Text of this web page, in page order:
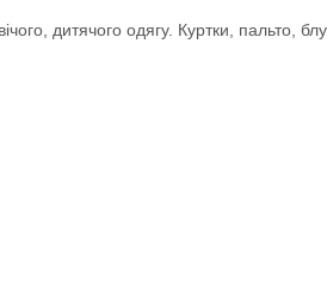
дитячого одягу. Куртки, пальто,